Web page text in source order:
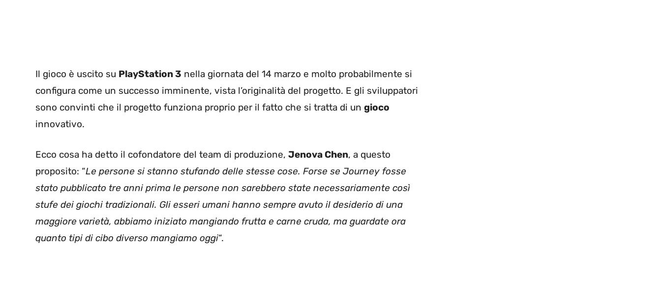
Il gioco è uscito su PlayStation 3 nella giornata del 14 marzo e molto probabilmente si
configura come un successo imminente, vista l’originalità del progetto. E gli sviluppatori
sono convinti che il progetto funziona proprio per il fatto che si tratta di un gioco
innovativo.
Ecco cosa ha detto il cofondatore del team di produzione, Jenova Chen, a questo
proposito: “Le persone si stanno stufando delle stesse cose. Forse se Journey fosse
stato pubblicato tre anni prima le persone non sarebbero state necessariamente così
stufe dei giochi tradizionali. Gli esseri umani hanno sempre avuto il desiderio di una
maggiore varietà, abbiamo iniziato mangiando frutta e carne cruda, ma guardate ora
quanto tipi di cibo diverso mangiamo oggi“.